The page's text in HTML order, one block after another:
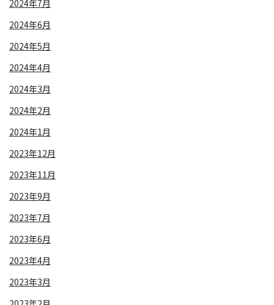
2024年7月
2024年6月
2024年5月
2024年4月
2024年3月
2024年2月
2024年1月
2023年12月
2023年11月
2023年9月
2023年7月
2023年6月
2023年4月
2023年3月